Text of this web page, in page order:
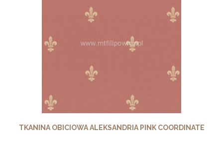
TKANINA OBICIOWA ALEKSANDRIA PINK COORDINATE